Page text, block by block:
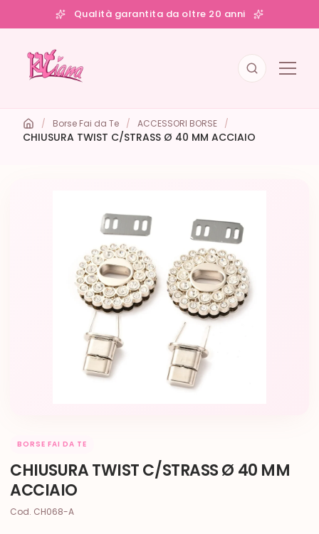
Qualità garantita da oltre 20 anni
/ Borse Fai da Te / ACCESSORI BORSE /
CHIUSURA TWIST C/STRASS Ø 40 MM ACCIAIO
BORSE FAI DA TE
CHIUSURA TWIST C/STRASS Ø 40 MM
ACCIAIO
Cod. CH068-A